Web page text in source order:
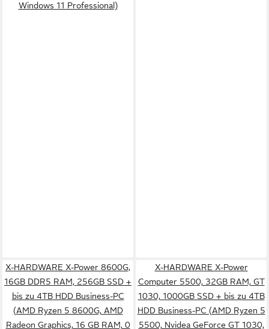
Windows 11 Professional)
X-HARDWARE X-Power 8600G,
16GB DDR5 RAM, 256GB SSD +
bis zu 4TB HDD Business-PC
(AMD Ryzen 5 8600G, AMD
Radeon Graphics, 16 GB RAM, 0
X-HARDWARE X-Power
Computer 5500, 32GB RAM, GT
1030, 1000GB SSD + bis zu 4TB
HDD Business-PC (AMD Ryzen 5
5500, Nvidea GeForce GT 1030,